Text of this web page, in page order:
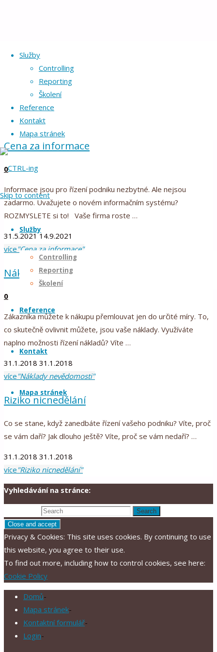
Služby
Controlling
Reporting
Školení
Reference
Kontakt
Mapa stránek
CTRL-
ing
Profesionální
controlling
pro
střední
Snižuji
rizika
Zvyšuji
Skip to content
Služby
Controlling
Reporting
Školení
Reference
Kontakt
Mapa stránek
Rubrika:
kontrolou
Cena za informace
0
Informace jsou pro řízení podniku nezbytné. Ale nejsou
zadarmo. Uvažujete o novém informačním systému?
ROZMYSLETE si to! Vaše firma roste …
31.5.202114.9.2021
více "Cena za informace"
Náklady nevědomosti
0
Zákazníka můžete k nákupu přemlouvat jen do určité míry. To,
co skutečně ovlivnit můžete, jsou vaše náklady. Využíváte
naplno možnosti řízení nákladů? Víte …
31.1.2018 31.1.2018
více "Náklady nevědomosti"
Riziko nicnedělání
Co se stane, když zanedbáte řízení vašeho podniku? Víte, proč
se vám daří? Jak dlouho ještě? Víte, proč se vám nedaří? …
31.1.2018 31.1.2018
více "Riziko nicnedělání"
Vyhledávání na stránce:
Search
Privacy & Cookies: This site uses cookies. By continuing to use
this website, you agree to their use.
To find out more, including how to control cookies, see here:
Cookie Policy
Domů-
Mapa stránek-
Kontaktní formulář-
Login-